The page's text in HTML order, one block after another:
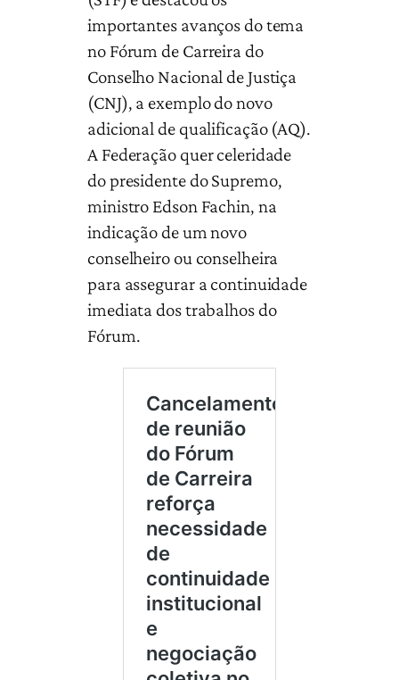
importantes avanços do tema
no Fórum de Carreira do
Conselho Nacional de Justiça
(CNJ), a exemplo do novo
adicional de qualificação (AQ).
A Federação quer celeridade
do presidente do Supremo,
ministro Edson Fachin, na
indicação de um novo
conselheiro ou conselheira
para assegurar a continuidade
imediata dos trabalhos do
Fórum.